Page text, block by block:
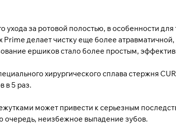
за ротовой полостью, в особенности
делает чистку еще более
ершиков стало более простым,
хирургического сплава стержня
в 5 раз.
может привести к серьезным
очередь, неизбежное выпадение зубов.